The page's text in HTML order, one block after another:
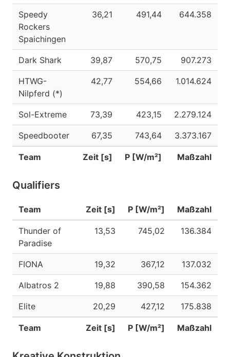
Team Zeit [s] P [W/m²] Maßzahl
Speedy
Rockers
Spaichingen
36,21 491,44 644.358
Dark Shark 39,87 570,75 907.273
HTWG-
Nilpferd (*)
42,77 554,66 1.014.624
Sol-Extreme 73,39 423,15 2.279.124
Speedbooter 67,35 743,64 3.373.167
Qualifiers
Team Zeit [s] P [W/m²] Maßzahl
Team Zeit [s] P [W/m²] Maßzahl
Thunder of
Paradise
13,53 745,02 136.384
FIONA 19,32 367,12 137.032
Albatros 2 19,88 390,58 154.362
Elite 20,29 427,12 175.838